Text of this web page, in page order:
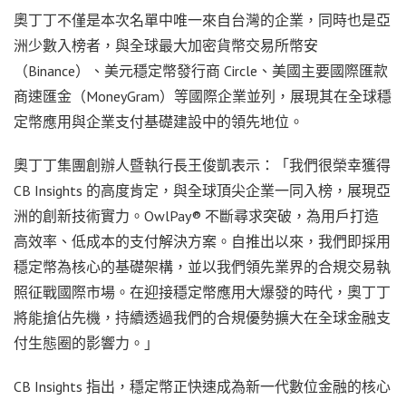
奧丁丁不僅是本次名單中唯一來自台灣的企業，同時也是亞
洲少數入榜者，與全球最大加密貨幣交易所幣安
（Binance）、美元穩定幣發行商 Circle、美國主要國際匯款
商速匯金（MoneyGram）等國際企業並列，展現其在全球穩
定幣應用與企業支付基礎建設中的領先地位。
奧丁丁集團創辦人暨執行長王俊凱表示：「我們很榮幸獲得
CB Insights 的高度肯定，與全球頂尖企業一同入榜，展現亞
洲的創新技術實力。OwlPay® 不斷尋求突破，為用戶打造
高效率、低成本的支付解決方案。自推出以來，我們即採用
穩定幣為核心的基礎架構，並以我們領先業界的合規交易執
照征戰國際市場。在迎接穩定幣應用大爆發的時代，奧丁丁
將能搶佔先機，持續透過我們的合規優勢擴大在全球金融支
付生態圈的影響力。」
CB Insights 指出，穩定幣正快速成為新一代數位金融的核心